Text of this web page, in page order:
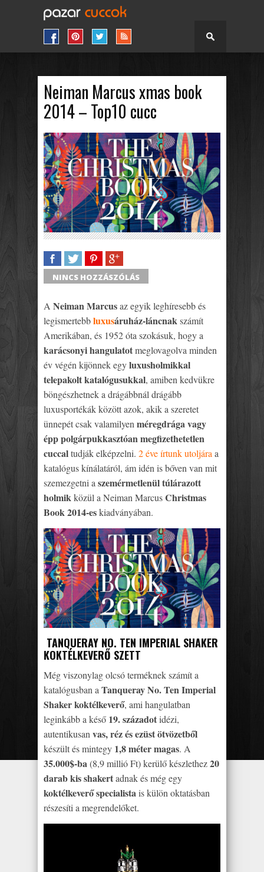
Neiman Marcus xmas book
2014 – Top10 cucc
SHARETWEETSHARESHARE
NINCS HOZZÁSZÓLÁS
A Neiman Marcusaz egyik leghíresebb és
legismertebbluxusáruház-láncnakszámít
Amerikában, és 1952 óta szokásuk, hogy a
karácsonyi hangulatotmeglovagolva minden
év végén kijönnek egyluxusholmikkal
telepakolt katalógusukkal, amiben kedvükre
böngészhetnek a drágábbnál drágább
luxusportékák között azok, akik a szeretet
ünnepét csak valamilyenméregdrága vagy
épp polgárpukkasztóan megfizethetetlen
cuccaltudják elképzelni. 2 éve írtunk utoljáraa
katalógus kínálatáról, ám idén is bőven van mit
szemezgetni aszemérmetlenül túlárazott
holmikközül a Neiman MarcusChristmas
Book 2014-eskiadványában.
TANQUERAY NO. TEN IMPERIAL SHAKER
KOKTÉLKEVERŐ SZETT
Még viszonylag olcsó terméknek számít a
katalógusban a Tanqueray No. Ten Imperial
Shaker koktélkeverő, ami hangulatban
leginkább a késő 19. századotidézi,
autentikusan vas, réz és ezüst ötvözetből
készült és mintegy 1,8 méter magas. A
35.000$-ba(8,9 millió Ft) kerülő készlethez20
darab kis shakertadnak és még egy
koktélkeverő specialistais külön oktatásban
részesíti a megrendelőket.